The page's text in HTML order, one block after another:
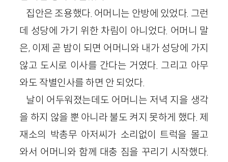
집안은 조용했다. 어머니는 안방에 있었다. 그런
데 성당에 가기 위한 차림이 아니었다. 어머니 말
은, 이제 곧 밤이 되면 어머니와 내가 성당에 가지
않고 도시로 이사를 간다는 거였다. 그리고 아무
와도 작별인사를 하면 안 되었다.
날이 어두워졌는데도 어머니는 저녁 지을 생각
을 하지 않을 뿐 아니라 불도 켜지 못하게 했다. 제
재소의 박총무 아저씨가 소리없이 트럭을 몰고
와서 어머니와 함께 대충 짐을 꾸리기 시작했다.